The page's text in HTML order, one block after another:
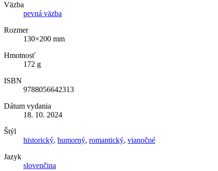
Väzba
pevná väzba
Rozmer
130×200 mm
Hmotnosť
172 g
ISBN
9788056642313
Dátum vydania
18. 10. 2024
Štýl
historický, humorný, romantický, vianočné
Jazyk
slovenčina